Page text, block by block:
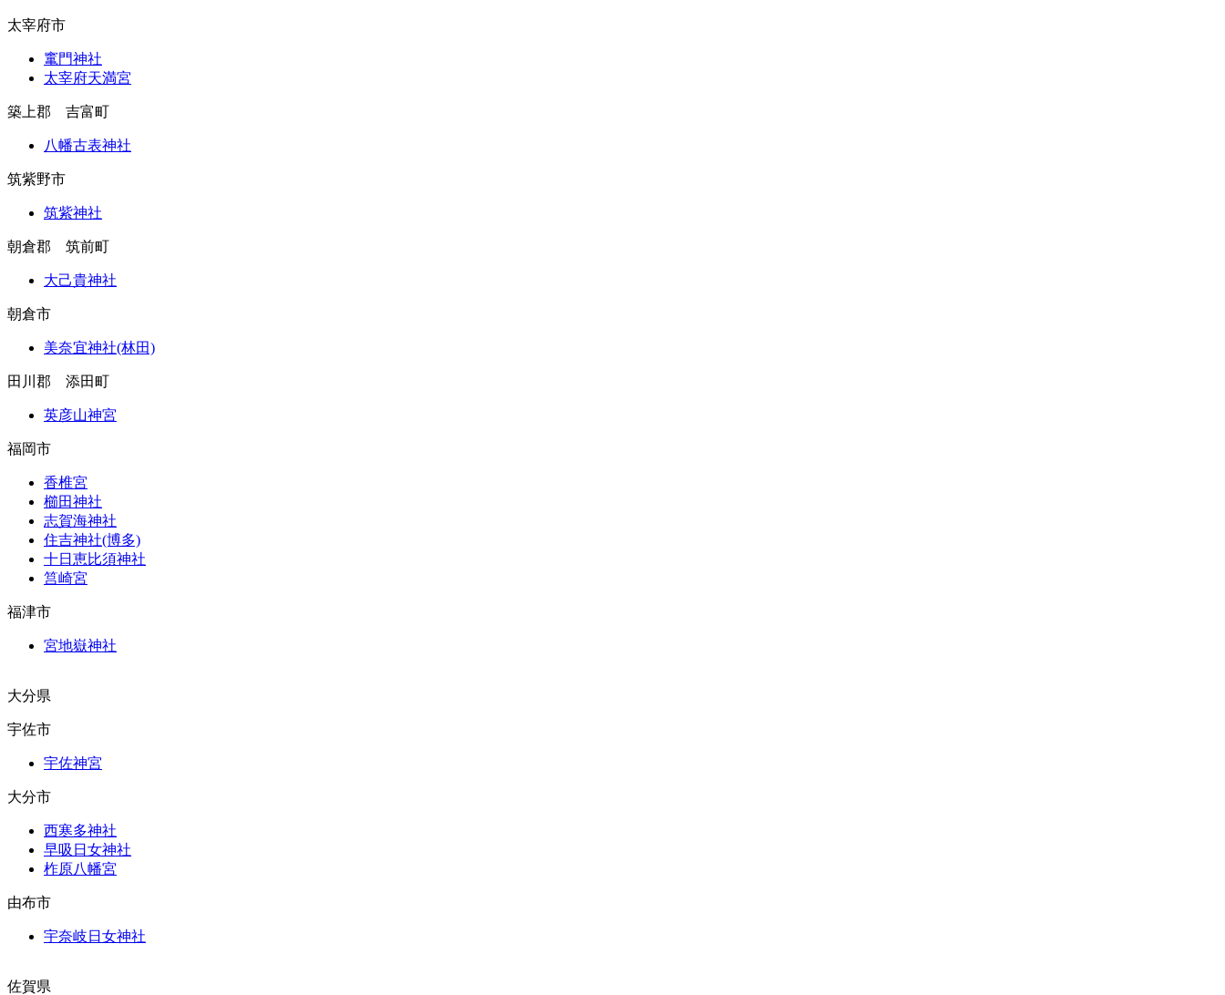
太宰府市
竃門神社
太宰府天満宮
築上郡 吉富町
八幡古表神社
筑紫野市
筑紫神社
朝倉郡 筑前町
大己貴神社
朝倉市
美奈宜神社(林田)
田川郡 添田町
英彦山神宮
福岡市
香椎宮
櫛田神社
志賀海神社
住吉神社(博多)
十日恵比須神社
筥崎宮
福津市
宮地嶽神社
大分県
宇佐市
宇佐神宮
大分市
西寒多神社
早吸日女神社
柞原八幡宮
由布市
宇奈岐日女神社
佐賀県